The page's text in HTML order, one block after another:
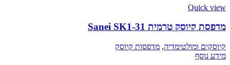
Quick view
מדפסת קיוסק טרמית Sanei SK1-31
קיוסקים ומולטימדיה, מדפסות קיוסק
מידע נוסף